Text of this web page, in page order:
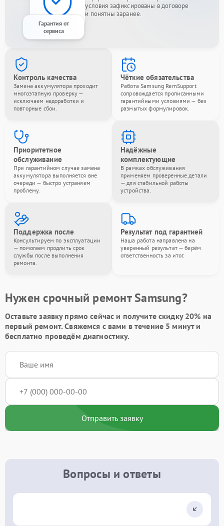
Гарантия от
сервиса
условия зафиксированы в договоре
и понятны заранее.
Контроль качества
Замена аккумулятора проходит
многоэтапную проверку —
исключаем недоработки и
повторные сбои.
Чёткие обязательства
Работа Samsung RemSupport
сопровождается прописанными
гарантийными условиями — без
размытых формулировок.
Приоритетное
обслуживание
При гарантийном случае замена
аккумулятора выполняется вне
очереди — быстро устраняем
проблему.
Надёжные
комплектующие
В рамках обслуживания
применяем проверенные детали
— для стабильной работы
устройства.
Поддержка после
Консультируем по эксплуатации
— помогаем продлить срок
службы после выполнения
ремонта.
Результат под гарантией
Наша работа направлена на
уверенный результат — берём
ответственность за итог.
Нужен срочный ремонт Samsung?
Оставьте заявкупрямо сейчас и получите скидку 20% на
первый ремонт. Свяжемся с вами в течение 5 минут и
бесплатно проведём диагностику.
Отправить заявку
Вопросы и ответы